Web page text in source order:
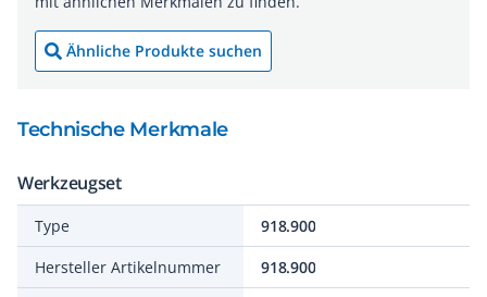
Ähnliche Produkte suchen
Technische Merkmale
Werkzeugset
Type
918.900
Hersteller Artikelnummer
918.900